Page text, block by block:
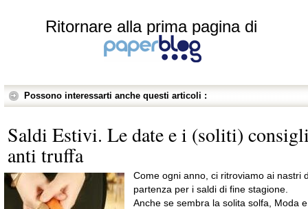
Ritornare alla prima pagina di
Possono interessarti anche questi articoli :
Saldi Estivi. Le date e i (soliti)
anti truffa
Come ogni anno, ci ritroviamo ai nastri
partenza per i saldi di fine stagione.
Anche se sembra la solita solfa, Moda e